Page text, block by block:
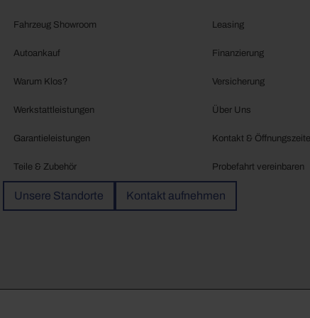
Fahrzeug Showroom
Autoankauf
Warum Klos?
Werkstattleistungen
Garantieleistungen
Teile & Zubehör
Leasing
Finanzierung
Versicherung
Über Uns
Kontakt &
Probefahrt vereinbaren
Unsere Standorte Kontakt aufnehmen